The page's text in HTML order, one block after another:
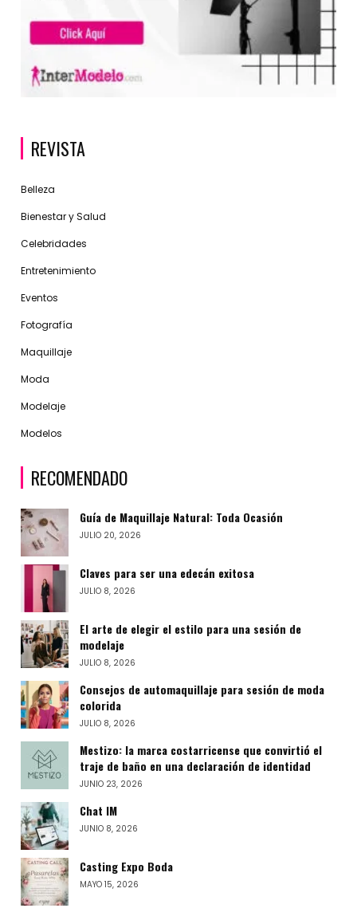
REVISTA
Belleza
Bienestar y Salud
Celebridades
Entretenimiento
Eventos
Fotografía
Maquillaje
Moda
Modelaje
Modelos
RECOMENDADO
Guía de Maquillaje Natural: Toda Ocasión
JULIO 20, 2026
Claves para ser una edecán exitosa
JULIO 8, 2026
El arte de elegir el estilo para una sesión de
modelaje
JULIO 8, 2026
Consejos de automaquillaje para sesión de moda
colorida
JULIO 8, 2026
Mestizo: la marca costarricense que convirtió el
traje de baño en una declaración de identidad
JUNIO 23, 2026
Chat IM
JUNIO 8, 2026
Casting Expo Boda
MAYO 15, 2026